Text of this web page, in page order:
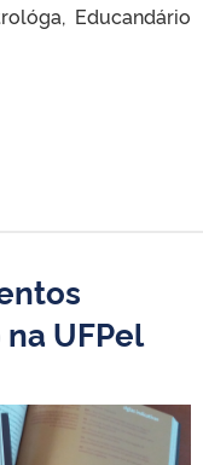
Educandário
UFPel